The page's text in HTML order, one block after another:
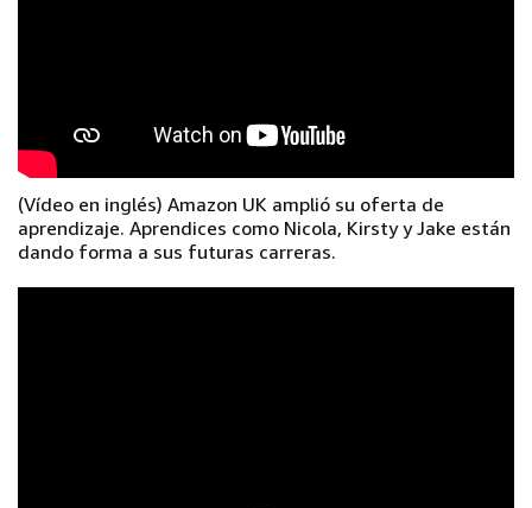
(Vídeo en inglés) Amazon UK amplió su oferta de
aprendizaje. Aprendices como Nicola, Kirsty y Jake están
dando forma a sus futuras carreras.